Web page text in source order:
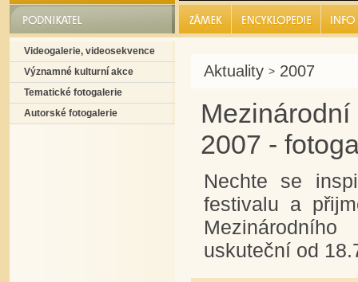
Aktuality > 2007
2007 -
Nechte se
festivalu a
uskuteční od
Videogalerie, videosekvence
Významné kulturní akce
Tematické fotogalerie
Autorské fotogalerie
PODNIKATEL ZÁMEK | ENCYKLOPEDIE | INFO